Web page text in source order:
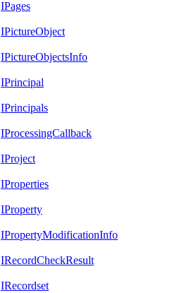
IPages
IPictureObject
IPictureObjectsInfo
IPrincipal
IPrincipals
IProcessingCallback
IProject
IProperties
IProperty
IPropertyModificationInfo
IRecordCheckResult
IRecordset